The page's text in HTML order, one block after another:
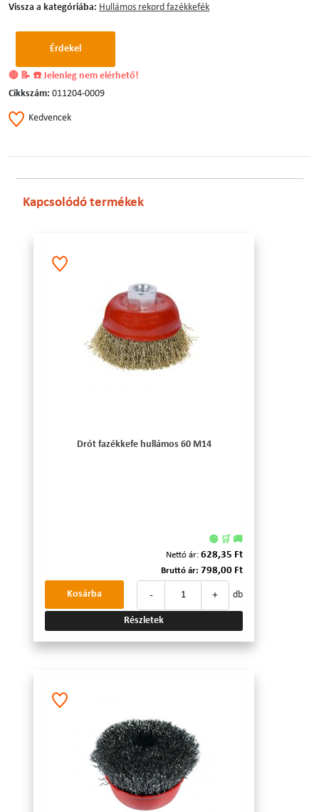
Vissza a kategóriába: Hullámos rekord fazékkefék
Érdekel
🔴 📝 ☎️ Jelenleg nem elérhető!
Cikkszám: 011204-0009
Kedvencek
Kapcsolódó termékek
Drót fazékkefe hullámos 60 M14
🟢 🛒 🚚
Nettó ár: 628,35 Ft
Bruttó ár: 798,00 Ft
- + db
Kosárba
Részletek